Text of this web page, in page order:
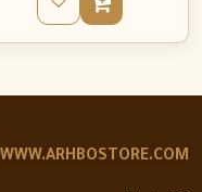
WWW.ARHBOSTORE.COM